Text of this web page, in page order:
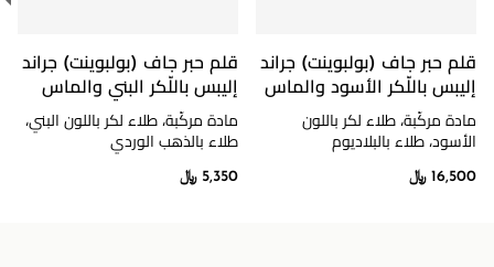
قلم حبر جاف (بولبوينت) جراند
إليبس باللّكر الأسود والماس
مادة مركّبة، طلاء لكر باللون
الأسود، طلاء بالبلاديوم
16,500 ﷼
قلم حبر جاف (بولبوينت) جراند
إليبس باللّكر البني والماس
مادة مركّبة، طلاء لكر باللون البني،
طلاء بالذهب الوردي
5,350 ﷼